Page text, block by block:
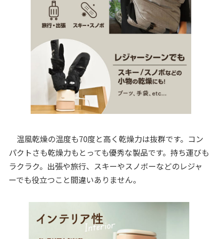
温風乾燥の温度も70度と高く乾燥力は抜群です。コン
パクトさも乾燥力もとっても優秀な製品です。持ち運びも
ラクラク。出張や旅行、スキーやスノボーなどのレジャ
ーでも役立つこと間違いありません。